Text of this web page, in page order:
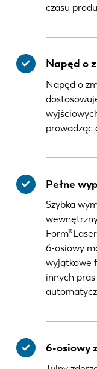
czasu
Napęd o
Napęd o
prowadząc
Pełne
Szybka
6-osiowy
wyjątkowe
innych
6-osiowy